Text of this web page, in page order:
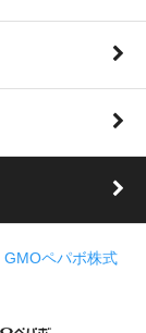
GMOペパボ株式